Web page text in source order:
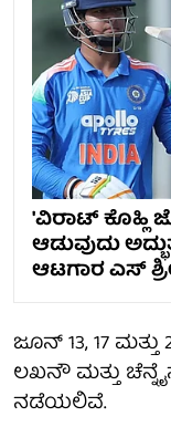
'ವಿರಾಟ್ ಕೊಹ್ಲಿ
ಆಡುವುದು
ಆಟಗಾರ ಎಸ್
ಜೂನ್ 13, 17
ಲಖನೌ ಮತ್ತು
ನಡೆಯಲಿವೆ.